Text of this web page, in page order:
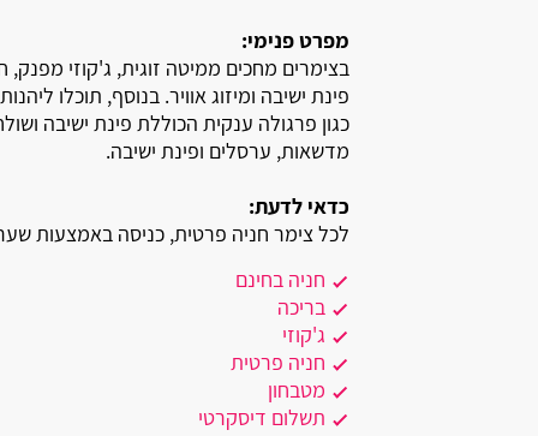
אביטל
אמירים
אליקים
אחיהוד
אבטליון
אביאל
אביבים
מפרט פנימי:
בצימרים מחכים ממיטה זוגית, ג'קוזי
פינת ישיבה ומיזוג אוויר. בנוסף, תוכלו
כגון פרגולה ענקית הכוללת פינת ישיבה
מדשאות, ערסלים ופינת ישיבה.
כדאי לדעת:
לכל צימר חניה פרטית, כניסה באמצעות
חניה בחינם
בריכה
ג'קוזי
חניה פרטית
מטבחון
תשלום דיסקרטי